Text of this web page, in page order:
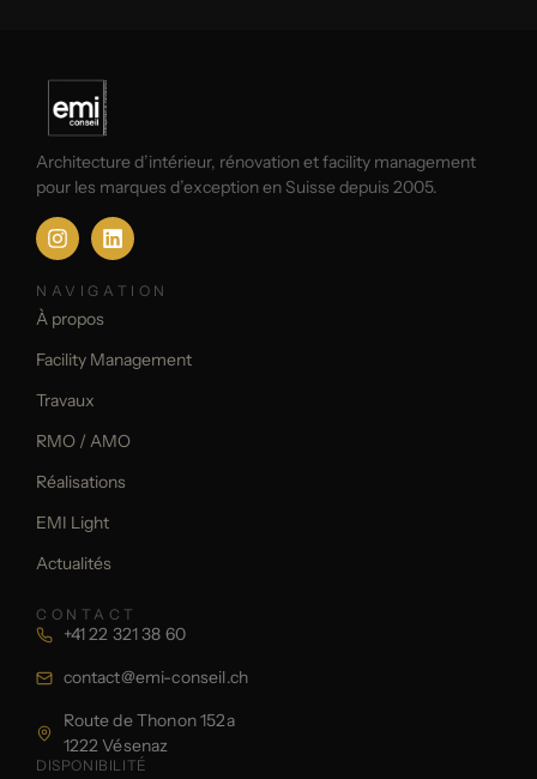
Architecture d’intérieur, rénovation et facility management
pour les marques d’exception en Suisse depuis 2005.
NAVIGATION
À propos
Facility Management
Travaux
RMO / AMO
Réalisations
EMI Light
Actualités
CONTACT
+41 22 321 38 60
contact@emi-conseil.ch
Route de Thonon 152a
1222 Vésenaz
DISPONIBILITÉ